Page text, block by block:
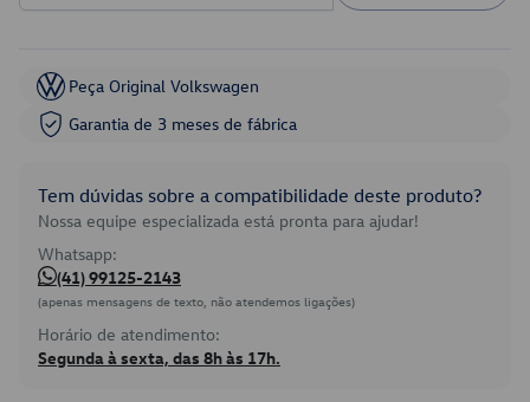
Peça Original Volkswagen
Garantia de 3 meses de fábrica
Tem dúvidas sobre a compatibilidade deste produto?
Nossa equipe especializada está pronta para ajudar!
Whatsapp:
(41) 99125-2143
(apenas mensagens de texto, não atendemos ligações)
Horário de atendimento:
Segunda à sexta, das 8h às 17h.